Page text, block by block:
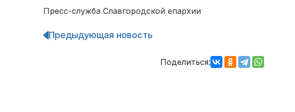
Пресс-служба Славгородской епархии
Навигация
Предыдующая новость
Поделиться: